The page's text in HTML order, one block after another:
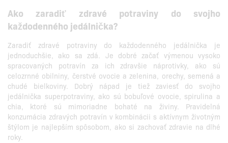
Ako zaradiť zdravé potraviny do svojho
každodenného jedálnička?
Zaradiť zdravé potraviny do každodenného jedálnička je
jednoduchšie, ako sa zdá. Je dobré začať výmenou vysoko
spracovaných potravín za ich zdravšie náprotivky, ako sú
celozrnné obilniny, čerstvé ovocie a zelenina, orechy, semená a
chudé bielkoviny. Dobrý nápad je tiež zaviesť do svojho
jedálnička superpotraviny, ako sú bobuľové ovocie, spirulina a
chia, ktoré sú mimoriadne bohaté na živiny. Pravidelná
konzumácia zdravých potravín v kombinácii s aktívnym životným
štýlom je najlepším spôsobom, ako si zachovať zdravie na dlhé
roky.